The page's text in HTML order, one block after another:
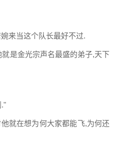
来当这个队长最好不过.
是金光宗声名最盛的弟子,天下
就在想为何大家都能飞,为何还